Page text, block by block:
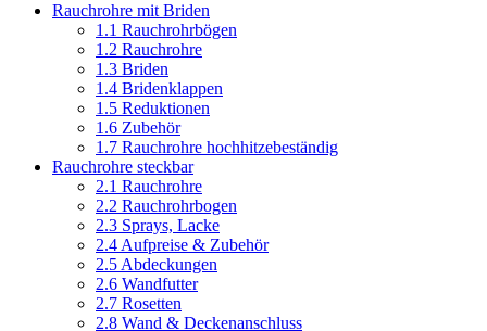
Rauchrohre mit Briden
1.1 Rauchrohrbögen
1.2 Rauchrohre
1.3 Briden
1.4 Bridenklappen
1.5 Reduktionen
1.6 Zubehör
1.7 Rauchrohre hochhitzebeständig
Rauchrohre steckbar
2.1 Rauchrohre
2.2 Rauchrohrbogen
2.3 Sprays, Lacke
2.4 Aufpreise & Zubehör
2.5 Abdeckungen
2.6 Wandfutter
2.7 Rosetten
2.8 Wand & Deckenanschluss